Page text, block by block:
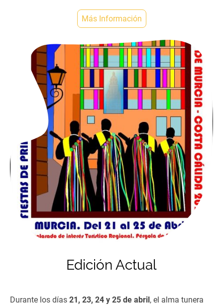
Más Información
Edición Actual
Durante los días 21, 23, 24 y 25 de abril , el alma tunera